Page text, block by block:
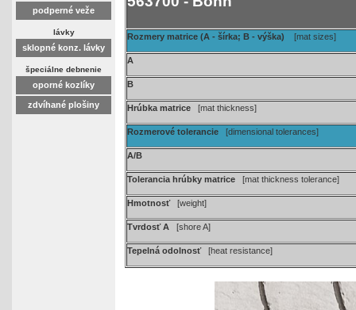
podperné veže
lávky
sklopné konz. lávky
špeciálne debnenie
oporné kozlíky
zdvíhané plošiny
Rozmery matrice (A - šírka; B - výška) [mat sizes]
A
B
Hrúbka matrice [mat thickness]
Rozmerové tolerancie [dimensional tolerances]
A/B
Tolerancia hrúbky matrice [mat thickness tolerance]
Hmotnosť[weight]
Tvrdosť A [shore A]
Tepelná odolnosť [heat resistance]